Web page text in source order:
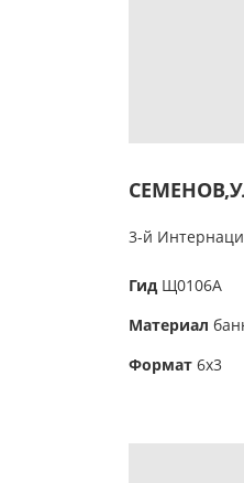
3-й
Гид Щ0106А
Материал
Формат 6х3